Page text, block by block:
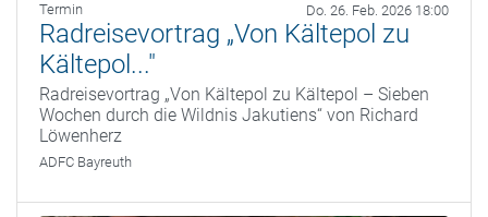
Termin Do. 26. Feb. 2026 18:00
Radreisevortrag „Von Kältepol zu
Kältepol..."
Radreisevortrag „Von Kältepol zu Kältepol – Sieben
Wochen durch die Wildnis Jakutiens“ von Richard
Löwenherz
ADFC Bayreuth